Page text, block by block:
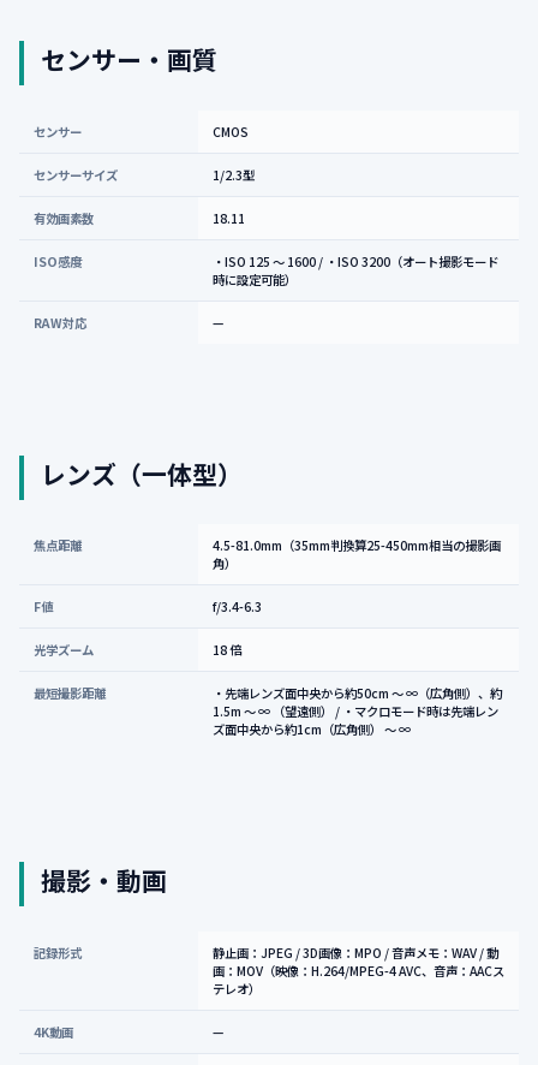
センサー・画質
センサー CMOS
センサーサイズ 1/2.3型
有効画素数 18.11
ISO感度
・ISO 125 ～ 1600 / ・ISO 3200（オート撮影モード
時に設定可能）
RAW対応 —
レンズ（一体型）
焦点距離
4.5-81.0mm（35mm判換算25-450mm相当の撮影画
角）
F値 f/3.4-6.3
光学ズーム 18 倍
最短撮影距離
・先端レンズ面中央から約50cm ～ ∞（広角側）、約
1.5m ～ ∞ （望遠側） / ・マクロモード時は先端レン
ズ面中央から約1cm（広角側） ～ ∞
撮影・動画
記録形式
静止画：JPEG / 3D画像：MPO / 音声メモ：WAV / 動
画：MOV（映像：H.264/MPEG-4 AVC、音声：AACス
テレオ）
4K動画 —